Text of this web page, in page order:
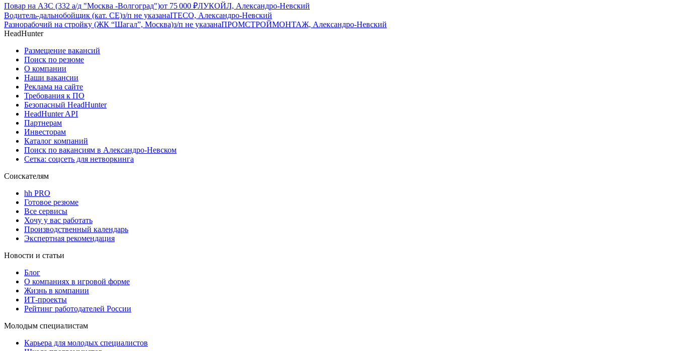
Повар на АЗС (332 а/д "Москва -Волгоград")от 75 000 ₽ЛУКОЙЛ, Александро-Невский
Водитель-дальнобойщик (кат. CE)з/п не указанаITECO, Александро-Невский
Разнорабочий на стройку (ЖК “Шагал”, Москва)з/п не указанаПРОМСТРОЙМОНТАЖ, Александро-Невский
HeadHunter
Размещение вакансий
Поиск по резюме
О компании
Наши вакансии
Реклама на сайте
Требования к ПО
Безопасный HeadHunter
HeadHunter API
Партнерам
Инвесторам
Каталог компаний
Поиск по вакансиям в Александро-Невском
Сетка: соцсеть для нетворкинга
Соискателям
hh PRO
Готовое резюме
Все сервисы
Хочу у вас работать
Производственный календарь
Экспертная рекомендация
Новости и статьи
Блог
О компаниях в игровой форме
Жизнь в компании
ИТ-проекты
Рейтинг работодателей России
Молодым специалистам
Карьера для молодых специалистов